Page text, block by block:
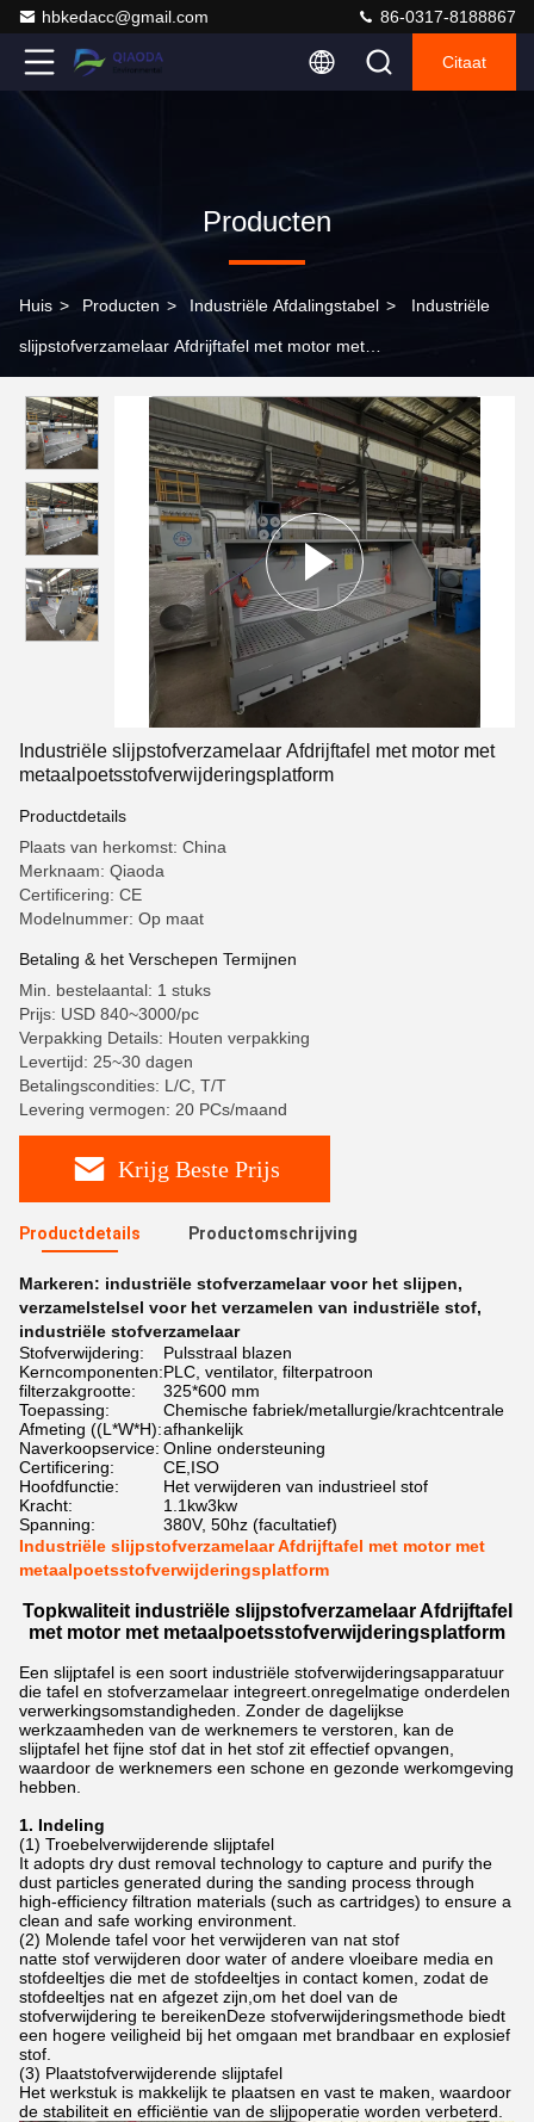
hbkedacc@gmail.com 86-0317-8188867
Citaat
Producten
Huis > Producten > Industriële Afdalingstabel > Industriële
slijpstofverzamelaar Afdrijftafel met motor met
Industriële slijpstofverzamelaar Afdrijftafel met motor met
metaalpoetsstofverwijderingsplatform
Productdetails
Plaats van herkomst: China
Merknaam: Qiaoda
Certificering: CE
Modelnummer: Op maat
Betaling & het Verschepen Termijnen
Min. bestelaantal: 1 stuks
Prijs: USD 840~3000/pc
Verpakking Details: Houten verpakking
Levertijd: 25~30 dagen
Betalingscondities: L/C, T/T
Levering vermogen: 20 PCs/maand
Krijg Beste Prijs
Productdetails Productomschrijving
Markeren: industriële stofverzamelaar voor het slijpen,
verzamelstelsel voor het verzamelen van industriële stof,
industriële stofverzamelaar
Stofverwijdering:
Pulsstraal blazen
Kerncomponenten:PLC, ventilator, filterpatroon
filterzakgrootte:
325*600 mm
Toepassing:
Chemische fabriek/metallurgie/krachtcentrale
Afmeting ((L*W*H):afhankelijk
Naverkoopservice: Online ondersteuning
Certificering:
CE,ISO
Hoofdfunctie:
Het verwijderen van industrieel stof
Kracht:
1.1kw3kw
Spanning:
380V, 50hz (facultatief)
Industriële slijpstofverzamelaar Afdrijftafel met motor met
metaalpoetsstofverwijderingsplatform
Topkwaliteit industriële slijpstofverzamelaar Afdrijftafel
met motor met metaalpoetsstofverwijderingsplatform
Een slijptafel is een soort industriële stofverwijderingsapparatuur
die tafel en stofverzamelaar integreert.onregelmatige onderdelen
verwerkingsomstandigheden. Zonder de dagelijkse
werkzaamheden van de werknemers te verstoren, kan de
slijptafel het fijne stof dat in het stof zit effectief opvangen,
waardoor de werknemers een schone en gezonde werkomgeving
hebben.
1. Indeling
(1) Troebelverwijderende slijptafel
It adopts dry dust removal technology to capture and purify the
dust particles generated during the sanding process through
high-efficiency filtration materials (such as cartridges) to ensure a
clean and safe working environment.
(2) Molende tafel voor het verwijderen van nat stof
natte stof verwijderen door water of andere vloeibare media en
stofdeeltjes die met de stofdeeltjes in contact komen, zodat de
stofdeeltjes nat en afgezet zijn,om het doel van de
stofverwijdering te bereikenDeze stofverwijderingsmethode biedt
een hogere veiligheid bij het omgaan met brandbaar en explosief
stof.
(3) Plaatstofverwijderende slijptafel
Het werkstuk is makkelijk te plaatsen en vast te maken, waardoor
de stabiliteit en efficiëntie van de slijpoperatie worden verbeterd.